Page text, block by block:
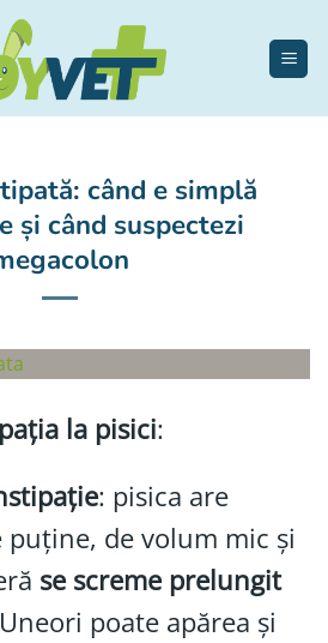
când e simplă
și când suspectezi
la pisici:
: pisica are
puține, de volum mic și
se screme prelungit
poate apărea și